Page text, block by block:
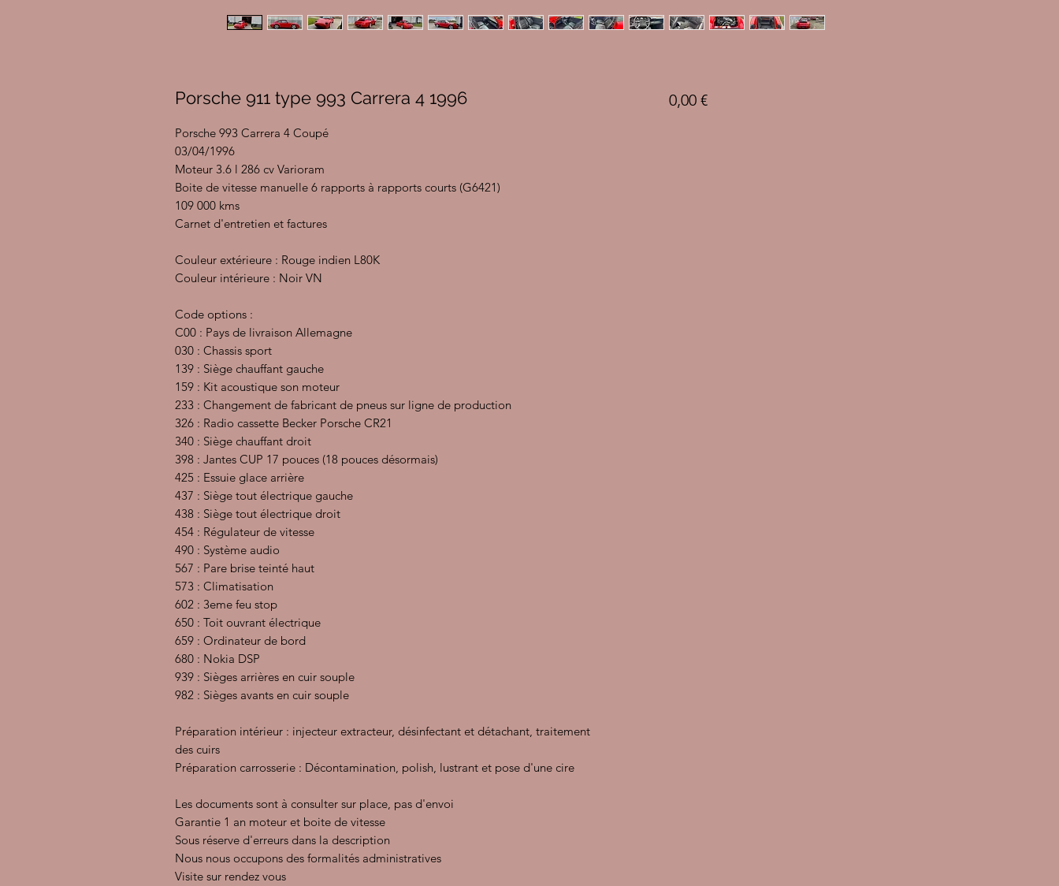
Porsche 911 type 993 Carrera 4 1996
Porsche 993 Carrera 4 Coupé
03/04/1996
Moteur 3.6 l 286 cv Varioram
Boite de vitesse manuelle 6 rapports à rapports courts (G6421)
109 000 kms
Carnet d'entretien et factures
Couleur extérieure : Rouge indien L80K
Couleur intérieure : Noir VN
Code options :
C00 : Pays de livraison Allemagne
030 : Chassis sport
139 : Siège chauffant gauche
159 : Kit acoustique son moteur
233 : Changement de fabricant de pneus sur ligne de production
326 : Radio cassette Becker Porsche CR21
340 : Siège chauffant droit
398 : Jantes CUP 17 pouces (18 pouces désormais)
425 : Essuie glace arrière
437 : Siège tout électrique gauche
438 : Siège tout électrique droit
454 : Régulateur de vitesse
490 : Système audio
567 : Pare brise teinté haut
573 : Climatisation
602 : 3eme feu stop
650 : Toit ouvrant électrique
659 : Ordinateur de bord
680 : Nokia DSP
939 : Sièges arrières en cuir souple
982 : Sièges avants en cuir souple
Préparation intérieur : injecteur extracteur, désinfectant et détachant, traitement
des cuirs
Préparation carrosserie : Décontamination, polish, lustrant et pose d'une cire
Les documents sont à consulter sur place, pas d'envoi
Garantie 1 an moteur et boite de vitesse
Sous réserve d'erreurs dans la description
Nous nous occupons des formalités administratives
Visite sur rendez vous
0,00 €Prix